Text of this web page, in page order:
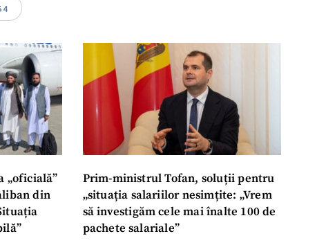
„oficială”
din
Prim-ministrul Tofan, soluții pentru
„situația salariilor nesimțite: „Vrem
să investigăm cele mai înalte 100 de
pachete salariale”